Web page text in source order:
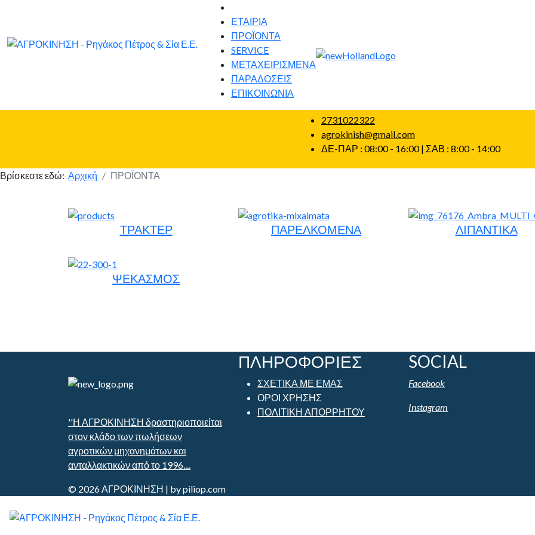
ΕΤΑΙΡΙΑ
ΠΡΟΪΟΝΤΑ
SERVICE
ΜΕΤΑΧΕΙΡΙΣΜΕΝΑ
ΠΑΡΑΔΟΣΕΙΣ
ΕΠΙΚΟΙΝΩΝΙΑ
2731022322
agrokinish@gmail.com
ΔΕ-ΠΑΡ : 08:00 - 16:00 | ΣΑΒ : 8:00 - 14:00
Βρίσκεστε εδώ: Αρχική ΠΡΟΪΟΝΤΑ
ΤΡΑΚΤΕΡ ΠΑΡΕΛΚΟΜΕΝΑ ΛΙΠΑΝΤΙΚΑ
ΨΕΚΑΣΜΟΣ
''Η ΑΓΡΟΚΙΝΗΣΗ δραστηριοποιείται
στον κλάδο των πωλήσεων
αγροτικών μηχανημάτων και
ανταλλακτικών από το 1996....
ΠΛΗΡΟΦΟΡΙΕΣ
ΣΧΕΤΙΚΑ ΜΕ ΕΜΑΣ
ΟΡΟΙ ΧΡΗΣΗΣ
ΠΟΛΙΤΙΚΗ ΑΠΟΡΡΗΤΟΥ
SOCIAL
Facebook
Instagram
© 2026 ΑΓΡΟΚΙΝΗΣΗ | by piliop.com